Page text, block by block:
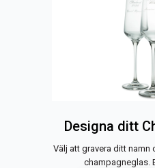
Designa ditt
Välj att gravera ditt namn
champagneglas.